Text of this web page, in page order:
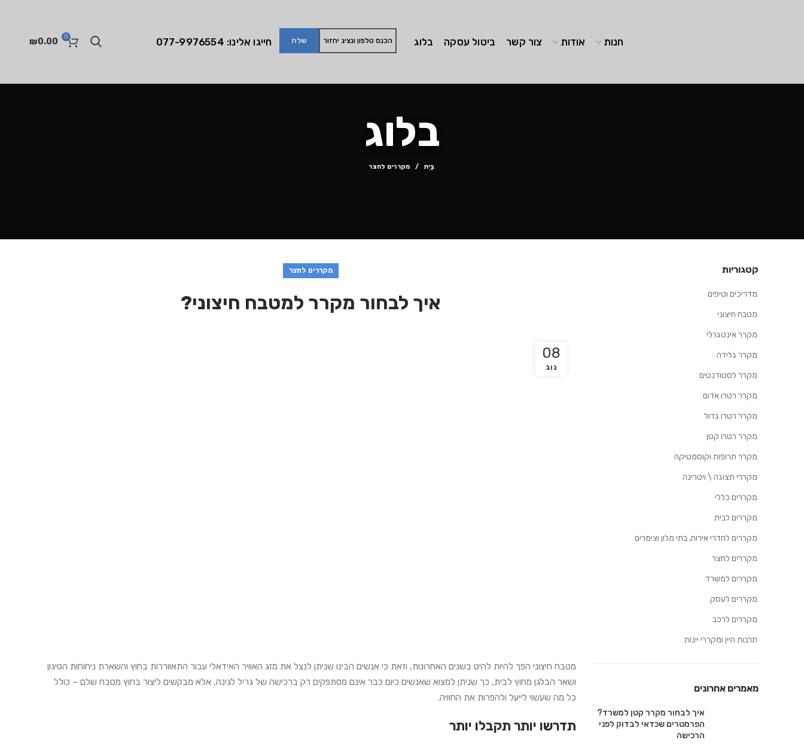
חנות אודות צור קשר ביטול עסקה בלוג חייגו אלינו: 077-9976554 0
₪0.00
בלוג
בַּיִת מקררים לחצר
מקררים לחצר
איך לבחור מקרר למטבח חיצוני?
08
נוב
מטבח חיצוני הפך להיות להיט בשנים האחרונות, וזאת כי אנשים הבינו שניתן לנצל את מזג האוויר האידאלי עבור התאווררות בחוץ והשארת ניחוחות הטיגון
ושאר הבלגן מחוץ לבית, כך שניתן למצוא שאנשים כיום כבר אינם מסתפקים רק ברכישה של גריל לגינה, אלא מבקשים ליצור בחוץ מטבח שלם – כולל
כל מה שעשוי לייעל ולהפרות את החוויה.
תדרשו יותר תקבלו יותר
קטגוריות
מדריכים וטיפים
מטבח חיצוני
מקרר אינטגרלי
מקרר גלידה
מקרר לסטודנטים
מקרר רטרו אדום
מקרר רטרו גדול
מקרר רטרו קטן
מקרר תרופות וקוסמטיקה
מקררי תצוגה \ ויטרינה
מקררים כללי
מקררים לבית
מקררים לחדרי אירוח, בתי מלון וצימרים
מקררים לחצר
מקררים למשרד
מקררים לעסק
מקררים לרכב
תרבות היין ומקררי יינות
מאמרים אחרונים
איך לבחור מקרר קטן למשרד?
הפרמטרים שכדאי לבדוק לפני
הרכישה